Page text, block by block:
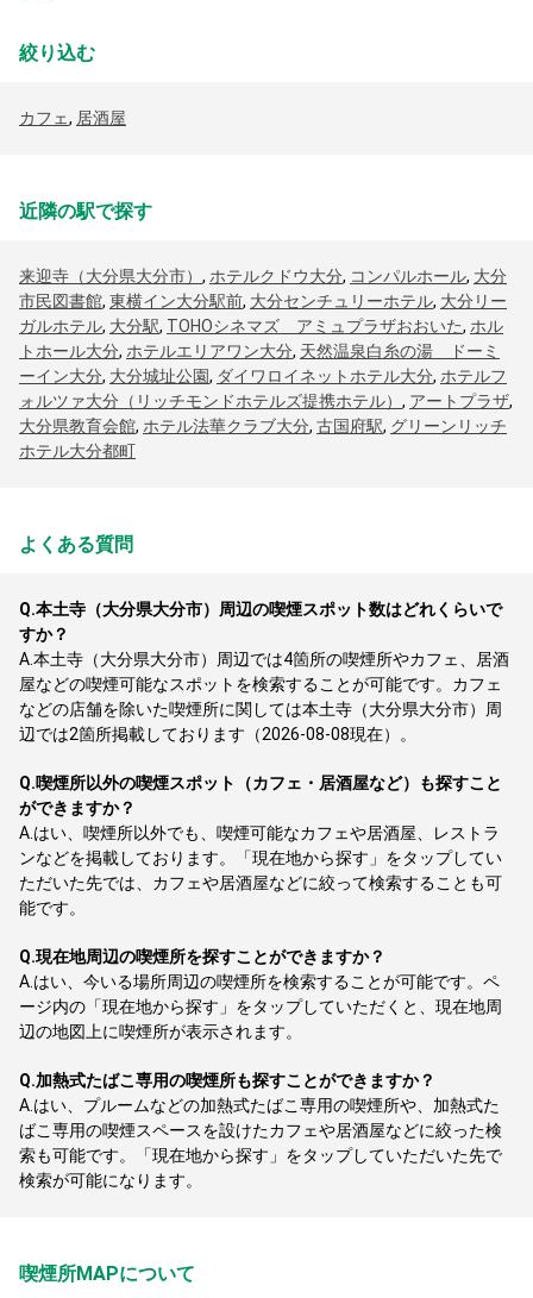
絞り込む
カフェ, 居酒屋
近隣の駅で探す
来迎寺（大分県大分市） , ホテルクドウ大分, コンパルホール, 大分
市民図書館, 東横イン大分駅前, 大分センチュリーホテル, 大分リー
ガルホテル, 大分駅, TOHOシネマズ アミュプラザおおいた, ホル
トホール大分, ホテルエリアワン大分, 天然温泉白糸の湯 ドーミ
ーイン大分, 大分城址公園, ダイワロイネットホテル大分, ホテルフ
ォルツァ大分（リッチモンドホテルズ提携ホテル） , アートプラザ,
大分県教育会館, ホテル法華クラブ大分, 古国府駅, グリーンリッチ
ホテル大分都町
よくある質問
Q.本土寺（大分県大分市）周辺の喫煙スポット数はどれくらいで
すか？
A.本土寺（大分県大分市）周辺では4箇所の喫煙所やカフェ、居酒
屋などの喫煙可能なスポットを検索することが可能です。カフェ
などの店舗を除いた喫煙所に関しては本土寺（大分県大分市）周
辺では2箇所掲載しております（2026-08-08現在）。
Q.喫煙所以外の喫煙スポット（カフェ・居酒屋など）も探すこと
ができますか？
A. はい、喫煙所以外でも、喫煙可能なカフェや居酒屋、レストラ
ンなどを掲載しております。「現在地から探す」をタップしてい
ただいた先では、カフェや居酒屋などに絞って検索することも可
能です。
Q.現在地周辺の喫煙所を探すことができますか？
A. はい、今いる場所周辺の喫煙所を検索することが可能です。ペ
ージ内の「現在地から探す」をタップしていただくと、現在地周
辺の地図上に喫煙所が表示されます。
Q.加熱式たばこ専用の喫煙所も探すことができますか？
A. はい、プルームなどの加熱式たばこ専用の喫煙所や、加熱式た
ばこ専用の喫煙スペースを設けたカフェや居酒屋などに絞った検
索も可能です。「現在地から探す」をタップしていただいた先で
検索が可能になります。
喫煙所MAPについて